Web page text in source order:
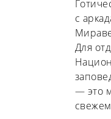
с
Для
— это